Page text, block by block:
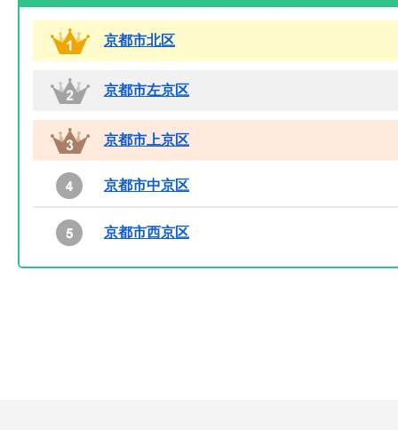
京都市北区
京都市左京区
京都市上京区
京都市中京区
京都市西京区